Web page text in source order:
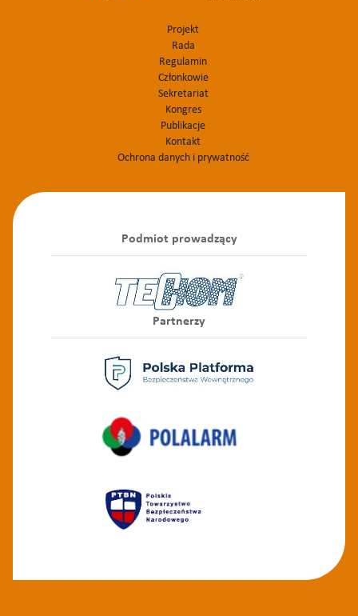
Projekt
Rada
Regulamin
Członkowie
Sekretariat
Kongres
Publikacje
Kontakt
Ochrona danych i prywatność
Podmiot prowadzący
Partnerzy